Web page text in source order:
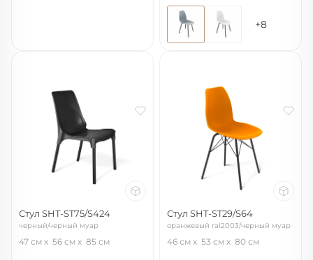
+8
Стул SHT-ST75/S424
черный/черный муар
47 см 56 см 85 см
Стул SHT-ST29/S64
оранжевый ral2003/черный муар
46 см 53 см 80 см